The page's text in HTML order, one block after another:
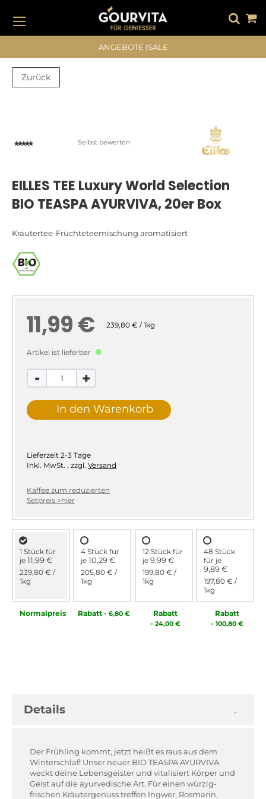
DIREKT
ZUM
INHALT
#DRÜCKEN SIE DIE EINGABETASTE, UM ZU SUCHEN
ANGEBOTE |SALE
Zurück
springen
springen
Selbst bewerten
EILLES TEE Luxury World Selection
BIO TEASPA AYURVIVA, 20er Box
Kräutertee-Früchteteemischung aromatisiert
11,99 € 239,80 € / 1kg
Artikel ist lieferbar
- +
In den Warenkorb
Lieferzeit 2-3 Tage
Inkl. MwSt. , zzgl. Versand
Kaffee zum reduzierten
Setpreis >hier
1 Stück für
je 11,99 €
239,80 € /
1kg
Normal­preis
4 Stück für
je10,29 €
205,80 € /
1kg
Rabatt-6,80 €
12 Stück für
je 9,99 €
199,80 € /
1kg
Rabatt
-24,00 €
48 Stück
für je
9,89 €
197,80 € /
1kg
Rabatt
- 100,80 €
Details
Der Frühling kommt, jetzt heißt es raus aus dem
Winterschlaf! Unser neuer BIO TEASPA AYURVIVA
weckt deine Lebensgeister und vitalisiert Körper und
Geist auf die ayurvedische Art. Für einen würzig-
frischen Kräutergenuss treffen Ingwer, Rosmarin,